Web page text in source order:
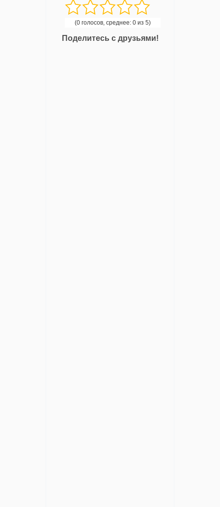
(0 голосов, среднее: 0 из 5)
Поделитесь с друзьями!